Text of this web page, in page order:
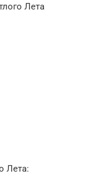
Лета
Лета: